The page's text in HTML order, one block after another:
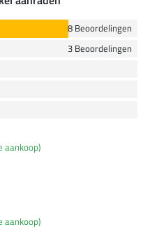
8 Beoordelingen
3 Beoordelingen
aankoop)
aankoop)